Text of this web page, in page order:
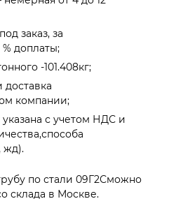
заказ, за
доплаты;
-101.408кг;
компании;
указана с учетом НДС и
жд).
по стали 09Г2Сможно
склада в Москве.